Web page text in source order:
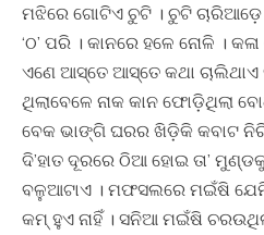
ମଝିରେ ଗୋଟିଏ ଚୁଟି । ଚୁଟି
‘ଠ’ ପରି । କାନରେ ହଳେ ନୋଳି ।
ଏଣେ ଆସ୍ତେ ଆସ୍ତେ କଥା
ଥିଲାବେଳେ ନାକ କାନ ଫୋଡି଼ଥିଲା
ବେକ ଭାଙ୍ଗି ଘରର ଖିଡି଼କି କବାଟ
ଦି’ହାତ ଦୂରରେ ଠିଆ ହୋଇ ତା’
ବଳୁଆଟାଏ । ମଫସଲରେ ମଇଁଷି
କମ୍‍ ହୁଏ ନାହିଁ । ସନିଆ ମଇଁଷି